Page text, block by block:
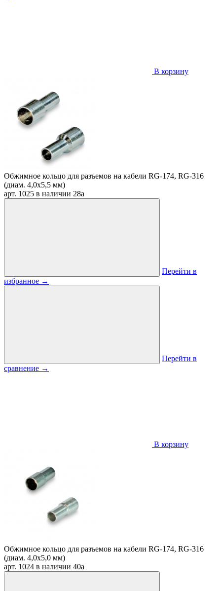
В корзину
Обжимное кольцо для разъемов на кабели RG-174, RG-316
(диам. 4,0х5,5 мм)
арт. 1025 в наличии 28a
Перейти в
избранное →
Перейти в
сравнение →
В корзину
Обжимное кольцо для разъемов на кабели RG-174, RG-316
(диам. 4,0х5,0 мм)
арт. 1024 в наличии 40a